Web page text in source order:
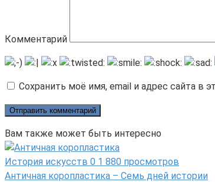
Комментарий
Сохранить моё имя, email и адрес сайта в
Вам также может быть интересно
История искусств 0 1 880 просмотров
Античная коропластика – Семь дней истории